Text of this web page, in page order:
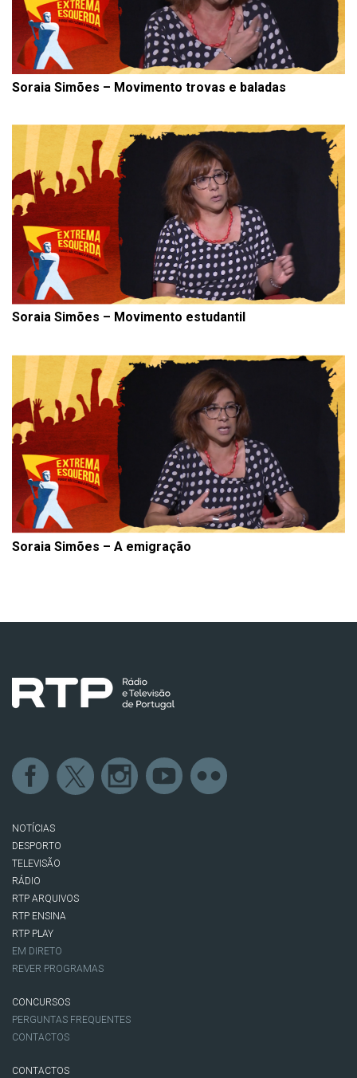
Soraia Simões – Movimento trovas e baladas
Soraia Simões – Movimento estudantil
Soraia Simões – A emigração
NOTÍCIAS
DESPORTO
TELEVISÃO
RÁDIO
RTP ARQUIVOS
RTP ENSINA
RTP PLAY
EM DIRETO
REVER PROGRAMAS
CONCURSOS
PERGUNTAS FREQUENTES
CONTACTOS
CONTACTOS